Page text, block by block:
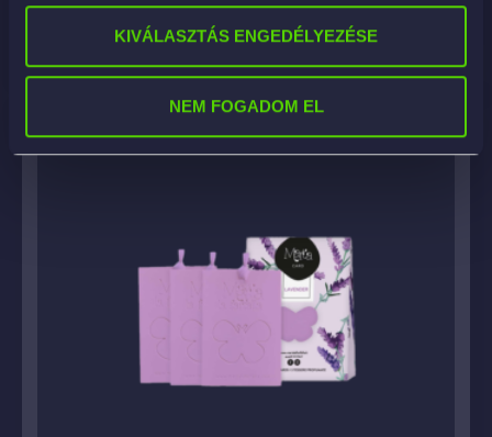
KIVÁLASZTÁS ENGEDÉLYEZÉSE
NEM FOGADOM EL
KOSÁRBA